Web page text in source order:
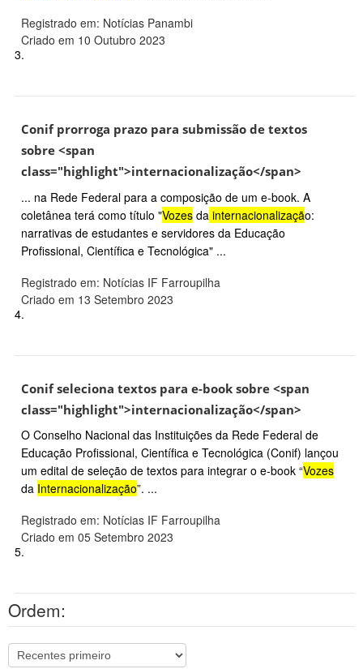
Registrado em: Notícias Panambi
Criado em 10 Outubro 2023
3.
Conif prorroga prazo para submissão de textos
sobre <span
class="highlight">internacionalização</span>
... na Rede Federal para a composição de um e-book. A
coletânea terá como título "Vozes da internacionalização:
narrativas de estudantes e servidores da Educação
Profissional, Científica e Tecnológica" ...
Registrado em: Notícias IF Farroupilha
Criado em 13 Setembro 2023
4.
Conif seleciona textos para e-book sobre <span
class="highlight">internacionalização</span>
O Conselho Nacional das Instituições da Rede Federal de
Educação Profissional, Científica e Tecnológica (Conif) lançou
um edital de seleção de textos para integrar o e-book “Vozes
da Internacionalização”. ...
Registrado em: Notícias IF Farroupilha
Criado em 05 Setembro 2023
5.
Ordem: